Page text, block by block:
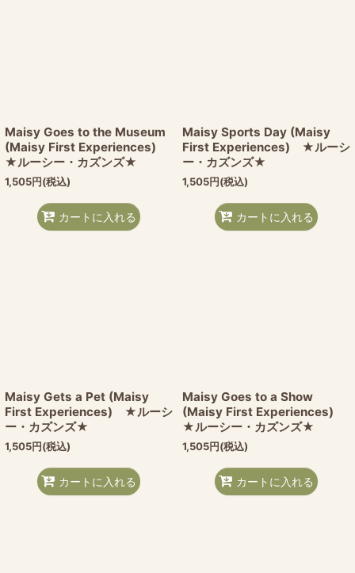
Maisy Goes to the Museum
(Maisy First Experiences)
★ルーシー・カズンズ★
1,505円(税込)
カートに入れる
Maisy Sports Day (Maisy
First Experiences) ★ルーシ
ー・カズンズ★
1,505円(税込)
カートに入れる
Maisy Gets a Pet (Maisy
First Experiences) ★ルーシ
ー・カズンズ★
1,505円(税込)
カートに入れる
Maisy Goes to a Show
(Maisy First Experiences)
★ルーシー・カズンズ★
1,505円(税込)
カートに入れる